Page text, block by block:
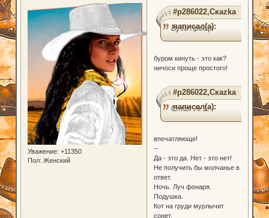
Уважение: +11350
Пол: Женский
#p286022,Скаzka
написал(а):
Будь проще
буром кинуть - это как?
ничоси проще простого!
#p286022,Скаzka
написал(а):
Стих № 2:
впечатляюще!
--
Да - это да. Нет - это нет!
Не получить бы молчанье в
ответ.
Ночь. Луч фонаря.
Подушка.
Кот на груди мурлычит
сонет.